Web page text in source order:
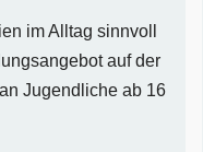
im Alltag sinnvoll
auf der
Jugendliche ab 16